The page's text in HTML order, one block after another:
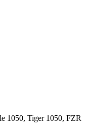
1050, Tiger 1050, FZR